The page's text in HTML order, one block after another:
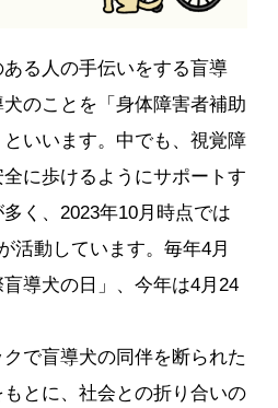
る人の手伝いをする盲導
のことを「身体障害者補助
いいます。中でも、視覚障
に歩けるようにサポートす
く、2023年10月時点では
活動しています。毎年4月
導犬の日」、今年は4月24
で盲導犬の同伴を断られた
とに、社会との折り合いの